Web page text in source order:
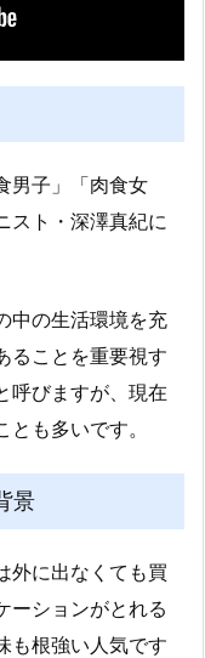
男子」「肉食女
スト・深澤真紀に
中の生活環境を充
ることを重要視す
呼びますが、現在
も多いです。
景
外に出なくても買
ーションがとれる
も根強い人気です